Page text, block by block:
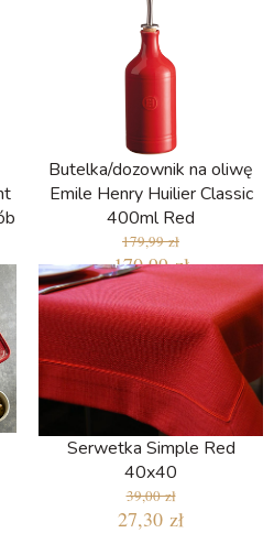
Butelka/dozownik na oliwę
Emile Henry Huilier Classic
400ml Red
179,99 zł
170,99 zł
Najniższa cena w ciągu ostatnich 30
dni: 199,00 zł
Serwetka Simple Red
40x40
39,00 zł
27,30 zł